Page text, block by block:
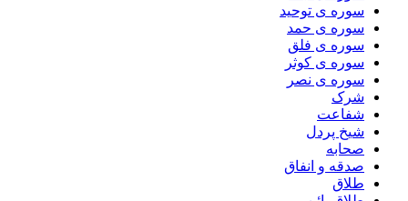
سوره ی توحید
سوره ی حمد
سوره ی فلق
سوره ی کوثر
سوره ی نصر
شرک
شفاعت
شیخ پردل
صحابه
صدقه و انفاق
طلاق